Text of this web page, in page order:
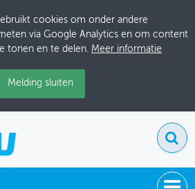
cookies om onder andere
via Google Analytics en om content
tonen en te delen. Meer informatie
Melding sluiten